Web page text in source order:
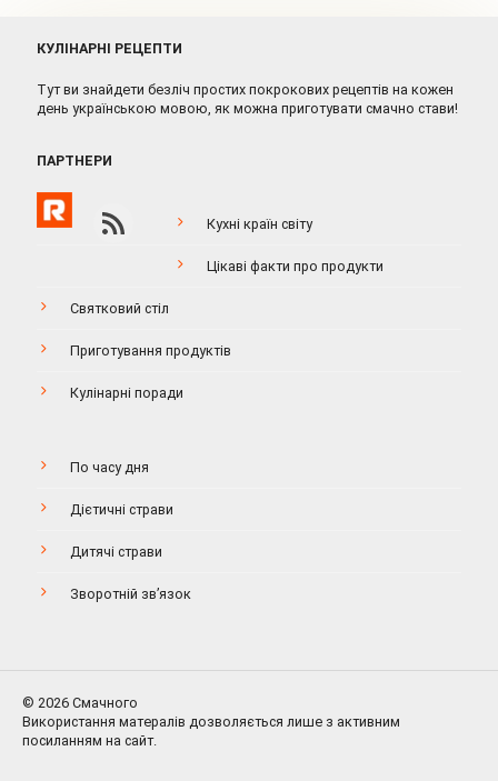
КУЛІНАРНІ РЕЦЕПТИ
Тут ви знайдети безліч простих покрокових рецептів на кожен
день українською мовою, як можна приготувати смачно стави!
ПАРТНЕРИ
Кухні країн світу
Цікаві факти про продукти
Святковий стіл
Приготування продуктів
Кулінарні поради
По часу дня
Дієтичні страви
Дитячі страви
Зворотній зв’язок
© 2026 Смачного
Використання матералів дозволяється лише з активним
посиланням на сайт.